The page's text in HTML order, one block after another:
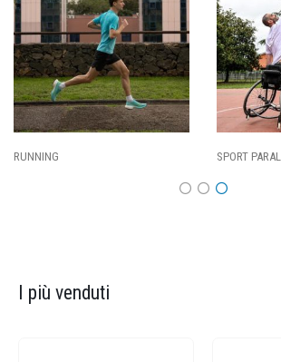
SPORT PARALIMPICI
I più venduti